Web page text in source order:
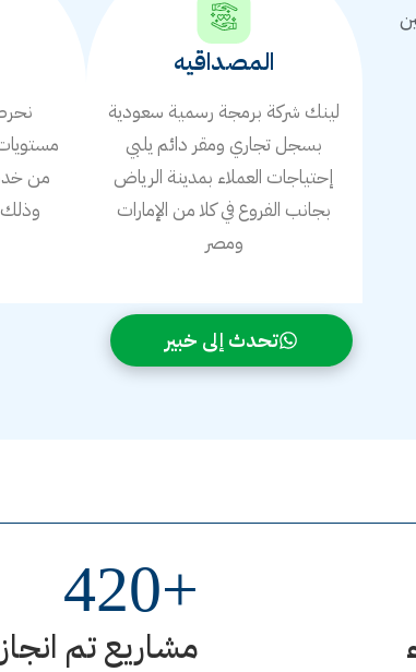
المصداقيه
لينك شركة برمجة رسمية سعودية
بسجل تجاري ومقر دائم يلبي
إحتياجات العملاء بمدينة الرياض
بجانب الفروع في كلا من الإمارات
ومصر
من
وذلك
تحدث إلى خبير
مشاريع تم
+
420